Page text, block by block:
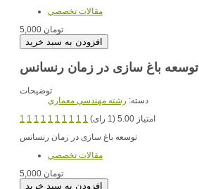
مقالات تخصصي
5,000 تومان
توسعه باغ سازی در زمان رنسانس
توضیحات
دسته: رشته مهندسي معماري
1 1 1 1 1 1 1 1 1 1
امتیاز 5.00 (1 رای)
توسعه باغ سازی در زمان رنسانس
مقالات تخصصي
5,000 تومان